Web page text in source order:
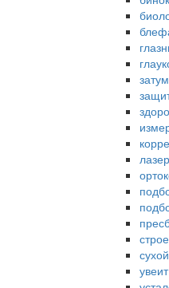
увеит